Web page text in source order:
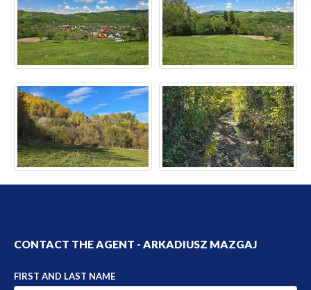
CONTACT THE AGENT - ARKADIUSZ MAZGAJ
FIRST AND LAST NAME